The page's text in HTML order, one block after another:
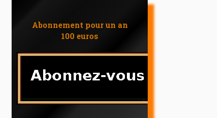
Abonnement pour un an
100 euros